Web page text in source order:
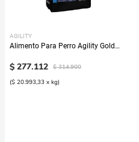
AGILITY
Alimento Para Perro Agility Gold
$ 277.112 $ 314.900
($ 20.993,33 x kg)